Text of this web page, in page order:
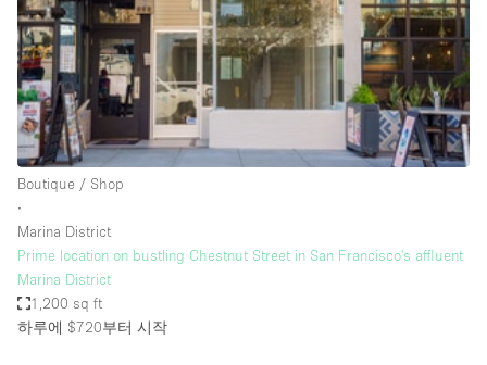
Creative Space
Event Space
Fair / Festival
Hall
Lobby Space
Mansion / House
Meeting Space
Office Space
Boutique / Shop
∙
Marina District
Prime location on bustling Chestnut Street in San Francisco's affluent
Marina District
1,200 sq ft
하루에 $720부터 시작